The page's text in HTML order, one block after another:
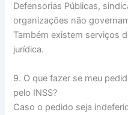
Defensorias Públicas,
organizações não
Também existem serviços
jurídica.
9. O que fazer se meu
pelo INSS?
Caso o pedido seja